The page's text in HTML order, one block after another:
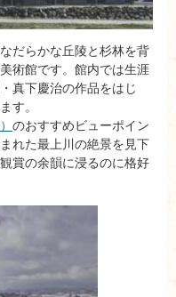
だらかな丘陵と杉林を背
術館です。館内では生涯
真下慶治の作品をはじ
す。
のおすすめビューポイン
れた最上川の絶景を見下
賞の余韻に浸るのに格好